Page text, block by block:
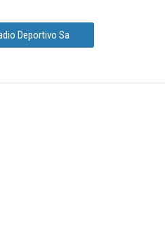
Deportivo Sa